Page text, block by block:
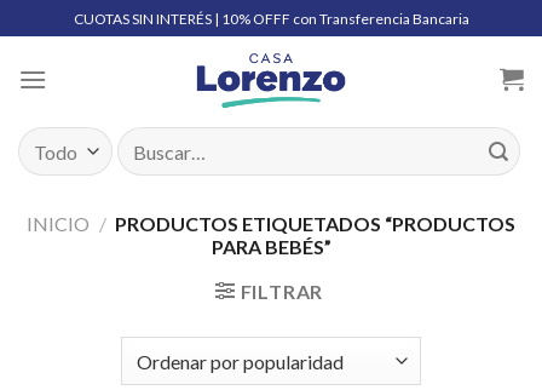
to
content
CUOTAS SIN INTERÉS | 10% OFFF con Transferencia Bancaria
Buscar
por:
INICIO / PRODUCTOS ETIQUETADOS “PRODUCTOS
PARA BEBÉS”
FILTRAR